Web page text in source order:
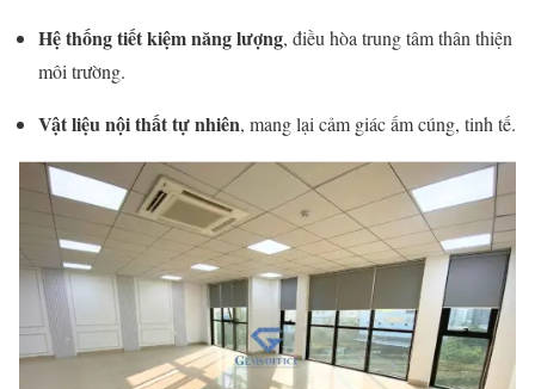
Hệ thống tiết kiệm năng lượng, điều hòa trung tâm thân thiện
môi trường.
Vật liệu nội thất tự nhiên, mang lại cảm giác ấm cúng, tinh tế.